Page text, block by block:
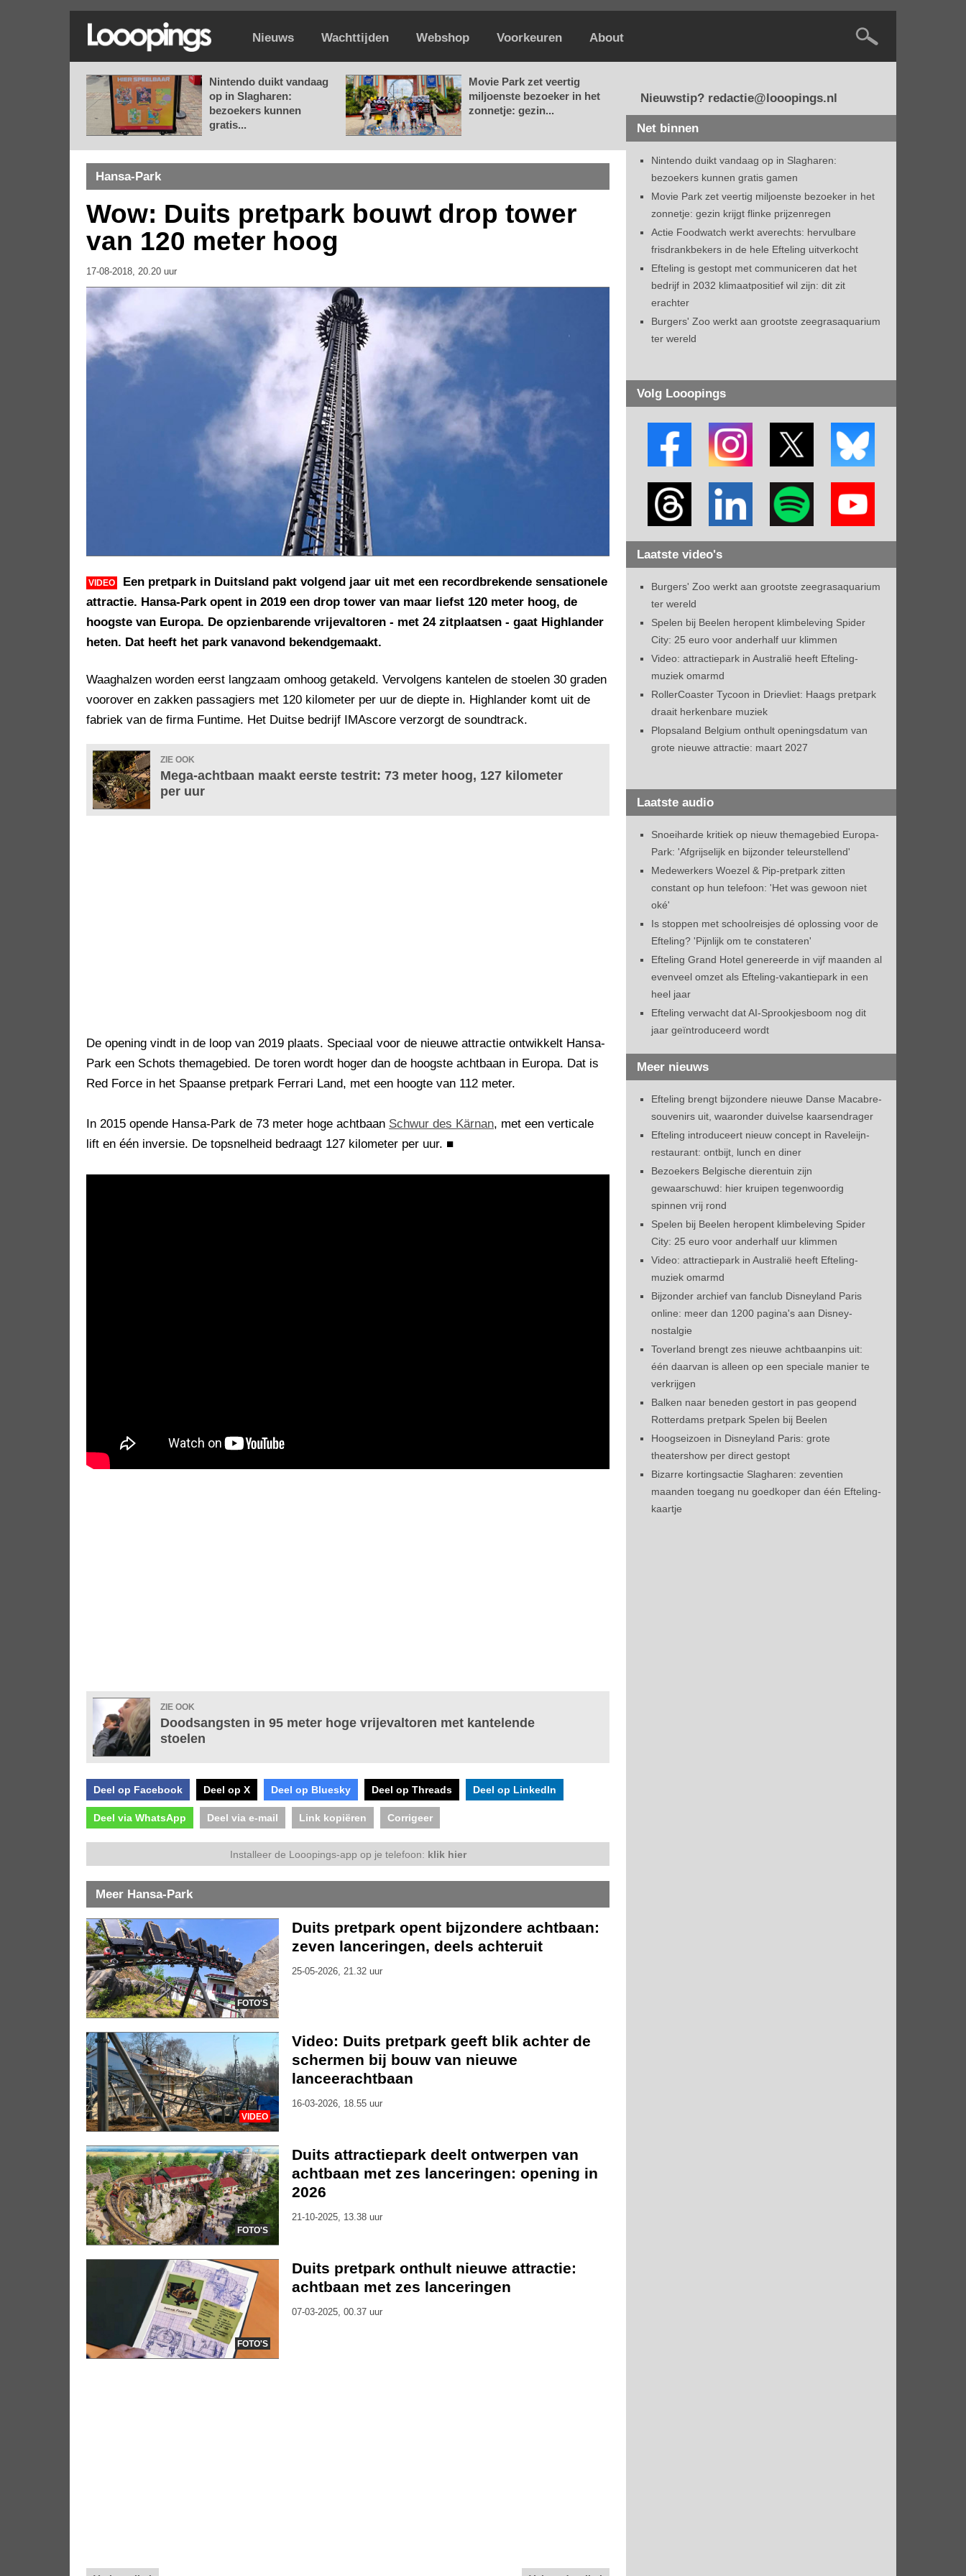
Nieuws Wachttijden Webshop Voorkeuren About
Nintendo duikt vandaag
op in Slagharen:
bezoekers kunnen
gratis...
Movie Park zet veertig
miljoenste bezoeker in het
zonnetje: gezin...
Hansa-Park
Wow: Duits pretpark bouwt drop tower
van 120 meter hoog
17-08-2018, 20.20 uur
VIDEO
Een pretpark in Duitsland pakt volgend jaar uit met een recordbrekende sensationele
attractie. Hansa-Park opent in 2019 een drop tower van maar liefst 120 meter hoog, de
hoogste van Europa. De opzienbarende vrijevaltoren - met 24 zitplaatsen - gaat Highlander
heten. Dat heeft het park vanavond bekendgemaakt.
Waaghalzen worden eerst langzaam omhoog getakeld. Vervolgens kantelen de stoelen 30 graden
voorover en zakken passagiers met 120 kilometer per uur de diepte in. Highlander komt uit de
fabriek van de firma Funtime. Het Duitse bedrijf IMAscore verzorgt de soundtrack.
ZIE OOK
Mega-achtbaan maakt eerste testrit: 73 meter hoog, 127 kilometer
per uur
De opening vindt in de loop van 2019 plaats. Speciaal voor de nieuwe attractie ontwikkelt Hansa-
Park een Schots themagebied. De toren wordt hoger dan de hoogste achtbaan in Europa. Dat is
Red Force in het Spaanse pretpark Ferrari Land, met een hoogte van 112 meter.
In 2015 opende Hansa-Park de 73 meter hoge achtbaan Schwur des Kärnan, met een verticale
lift en één inversie. De topsnelheid bedraagt 127 kilometer per uur. ■
ZIE OOK
Doodsangsten in 95 meter hoge vrijevaltoren met kantelende
stoelen
Deel op Facebook Deel op X Deel op Bluesky Deel op Threads Deel op LinkedIn
Deel via WhatsApp Deel via e-mail Link kopiëren Corrigeer
Installeer de Looopings-app op je telefoon: klik hier
Meer Hansa-Park
FOTO'S
Duits pretpark opent bijzondere achtbaan:
zeven lanceringen, deels achteruit
25-05-2026, 21.32 uur
VIDEO
Video: Duits pretpark geeft blik achter de
schermen bij bouw van nieuwe
lanceerachtbaan
16-03-2026, 18.55 uur
FOTO'S
Duits attractiepark deelt ontwerpen van
achtbaan met zes lanceringen: opening in
2026
21-10-2025, 13.38 uur
FOTO'S
Duits pretpark onthult nieuwe attractie:
achtbaan met zes lanceringen
07-03-2025, 00.37 uur
Nieuwstip? redactie@looopings.nl
Net binnen
Nintendo duikt vandaag op in Slagharen:
bezoekers kunnen gratis gamen
Movie Park zet veertig miljoenste bezoeker in het
zonnetje: gezin krijgt flinke prijzenregen
Actie Foodwatch werkt averechts: hervulbare
frisdrankbekers in de hele Efteling uitverkocht
Efteling is gestopt met communiceren dat het
bedrijf in 2032 klimaatpositief wil zijn: dit zit
erachter
Burgers' Zoo werkt aan grootste zeegrasaquarium
ter wereld
Volg Looopings
Laatste video's
Burgers' Zoo werkt aan grootste zeegrasaquarium
ter wereld
Spelen bij Beelen heropent klimbeleving Spider
City: 25 euro voor anderhalf uur klimmen
Video: attractiepark in Australië heeft Efteling-
muziek omarmd
RollerCoaster Tycoon in Drievliet: Haags pretpark
draait herkenbare muziek
Plopsaland Belgium onthult openingsdatum van
grote nieuwe attractie: maart 2027
Laatste audio
Snoeiharde kritiek op nieuw themagebied Europa-
Park: 'Afgrijselijk en bijzonder teleurstellend'
Medewerkers Woezel & Pip-pretpark zitten
constant op hun telefoon: 'Het was gewoon niet
oké'
Is stoppen met schoolreisjes dé oplossing voor de
Efteling? 'Pijnlijk om te constateren'
Efteling Grand Hotel genereerde in vijf maanden al
evenveel omzet als Efteling-vakantiepark in een
heel jaar
Efteling verwacht dat AI-Sprookjesboom nog dit
jaar geïntroduceerd wordt
Meer nieuws
Efteling brengt bijzondere nieuwe Danse Macabre-
souvenirs uit, waaronder duivelse kaarsendrager
Efteling introduceert nieuw concept in Raveleijn-
restaurant: ontbijt, lunch en diner
Bezoekers Belgische dierentuin zijn
gewaarschuwd: hier kruipen tegenwoordig
spinnen vrij rond
Spelen bij Beelen heropent klimbeleving Spider
City: 25 euro voor anderhalf uur klimmen
Video: attractiepark in Australië heeft Efteling-
muziek omarmd
Bijzonder archief van fanclub Disneyland Paris
online: meer dan 1200 pagina's aan Disney-
nostalgie
Toverland brengt zes nieuwe achtbaanpins uit:
één daarvan is alleen op een speciale manier te
verkrijgen
Balken naar beneden gestort in pas geopend
Rotterdams pretpark Spelen bij Beelen
Hoogseizoen in Disneyland Paris: grote
theatershow per direct gestopt
Bizarre kortingsactie Slagharen: zeventien
maanden toegang nu goedkoper dan één Efteling-
kaartje